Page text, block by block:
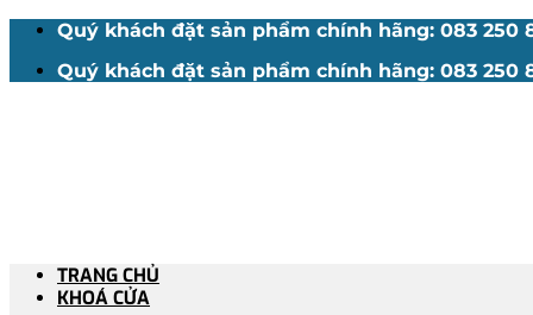
nội
Quý khách đặt sản phẩm chính hãng: 083 250
Quý khách đặt sản phẩm chính hãng: 083 250
TRANG CHỦ
KHOÁ CỬA